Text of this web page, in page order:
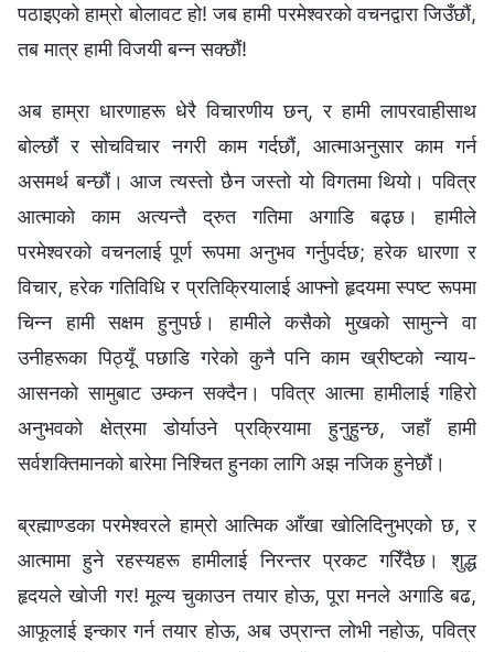
पठाइएको हाम्रो बोलावट हो! जब हामी परमेश्‍वरको वचनद्वारा जिउँछौं,
तब मात्र हामी विजयी बन्न सक्छौं!
अब हाम्रा धारणाहरू धेरै विचारणीय छन्, र हामी लापरवाहीसाथ
बोल्छौं र सोचविचार नगरी काम गर्दछौं, आत्माअनुसार काम गर्न
असमर्थ बन्छौं। आज त्यस्तो छैन जस्तो यो विगतमा थियो। पवित्र
आत्माको काम अत्यन्तै द्रुत गतिमा अगाडि बढ्छ। हामीले
परमेश्‍वरको वचनलाई पूर्ण रूपमा अनुभव गर्नुपर्दछ; हरेक धारणा र
विचार, हरेक गतिविधि र प्रतिक्रियालाई आफ्नो हृदयमा स्पष्ट रूपमा
चिन्न हामी सक्षम हुनुपर्छ। हामीले कसैको मुखको सामुन्ने वा
उनीहरूका पिठ्यूँ पछाडि गरेको कुनै पनि काम ख्रीष्टको न्याय-
आसनको सामुबाट उम्कन सक्दैन। पवित्र आत्मा हामीलाई गहिरो
अनुभवको क्षेत्रमा डोर्याउने प्रक्रियामा हुनुहुन्छ, जहाँ हामी
सर्वशक्तिमानको बारेमा निश्चित हुनका लागि अझ नजिक हुनेछौं।
ब्रह्माण्डका परमेश्‍वरले हाम्रो आत्मिक आँखा खोलिदिनुभएको छ, र
आत्मामा हुने रहस्यहरू हामीलाई निरन्तर प्रकट गरिँदैछ। शुद्ध
हृदयले खोजी गर! मूल्य चुकाउन तयार होऊ, पूरा मनले अगाडि बढ,
आफूलाई इन्कार गर्न तयार होऊ, अब उप्रान्त लोभी नहोऊ, पवित्र